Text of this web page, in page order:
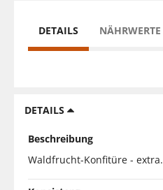
DETAILS NÄHRWERTE
DETAILS
Beschreibung
Waldfrucht-Konfitüre - extra.